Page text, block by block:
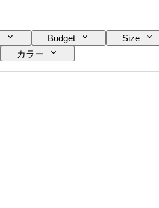
Budget Size
カラー